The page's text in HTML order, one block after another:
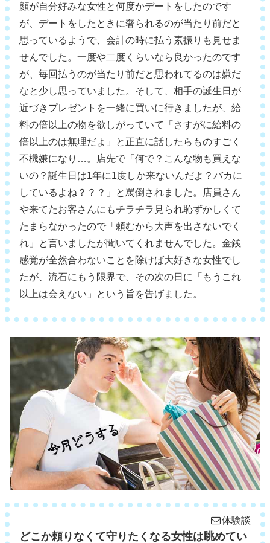
顔が自分好みな女性と何度かデートをしたのです
が、デートをしたときに奢られるのが当たり前だと
思っているようで、会計の時に払う素振りも見せま
せんでした。一度や二度くらいなら良かったのです
が、毎回払うのが当たり前だと思われてるのは嫌だ
なと少し思っていました。そして、相手の誕生日が
近づきプレゼントを一緒に買いに行きましたが、給
料の倍以上の物を欲しがっていて「さすがに給料の
倍以上のは無理だよ」と正直に話したらものすごく
不機嫌になり…。店先で「何で？こんな物も買えな
いの？誕生日は1年に1度しか来ないんだよ？バカに
しているよね？？？」と罵倒されました。店員さん
や来てたお客さんにもチラチラ見られ恥ずかしくて
たまらなかったので「頼むから大声を出さないでく
れ」と言いましたが聞いてくれませんでした。金銭
感覚が全然合わないことを除けば大好きな女性でし
たが、流石にもう限界で、その次の日に「もうこれ
以上は会えない」という旨を告げました。
体験談
どこか頼りなくて守りたくなる女性は眺めてい